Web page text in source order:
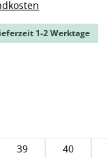
1-2 Werktage
39 40